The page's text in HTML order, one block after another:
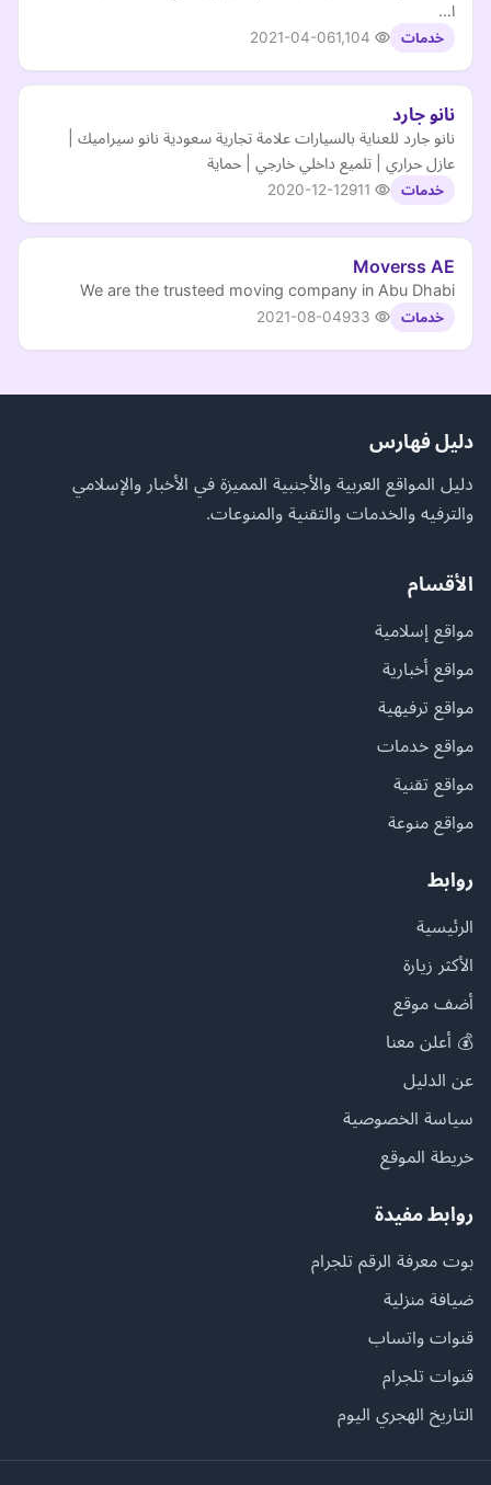
ا…
خدمات 2021-04-06
نانو جارد
نانو جارد للعناية بالسيارات علامة تجارية سعودية نانو سيراميك |
عازل حراري | تلميع داخلي خارجي | حماية
خدمات 2020-12-12
Moverss AE
We are the trusteed moving company in Abu Dhabi
خدمات 2021-08-04
دليل فهارس
دليل المواقع العربية والأجنبية المميزة في الأخبار والإسلامي
والترفيه والخدمات والتقنية والمنوعات.
الأقسام
مواقع إسلامية
مواقع أخبارية
مواقع ترفيهية
مواقع خدمات
مواقع تقنية
مواقع منوعة
روابط
الرئيسية
الأكثر زيارة
أضف موقع
💰 أعلن معنا
عن الدليل
سياسة الخصوصية
خريطة الموقع
روابط مفيدة
بوت معرفة الرقم تلجرام
ضيافة منزلية
قنوات واتساب
قنوات تلجرام
التاريخ الهجري اليوم